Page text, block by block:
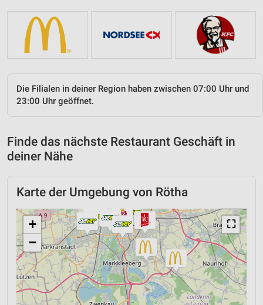
Die Filialen in deiner Region haben zwischen 07:00 Uhr und
23:00 Uhr geöffnet.
Finde das nächste Restaurant Geschäft in
deiner Nähe
Karte der Umgebung von Rötha
⛶
+
−